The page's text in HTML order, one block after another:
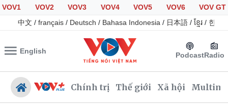
VOV1 VOV2 VOV3 VOV4 VOV5 VOV6
VOV GT
中文 / français / Deutsch / Bahasa Indonesia / 日本語 / ខ្មែរ / 한국
English PodcastRadio
Chính trị Thế giới Xã hội